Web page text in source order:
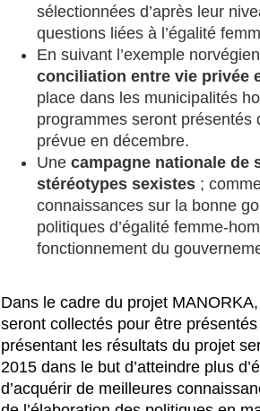
sélectionnées d’après leur
questions liées à l’égalité
En suivant l’exemple
conciliation entre vie privée
place dans les municipalités
programmes seront
prévue en décembre.
Une campagne nationale de
stéréotypes sexistes ;
connaissances sur la bonne
politiques d’égalité femme-
fonctionnement du
Dans le cadre du projet
seront collectés pour être
présentant les résultats du projet
2015 dans le but d’atteindre plus
d’acquérir de meilleures